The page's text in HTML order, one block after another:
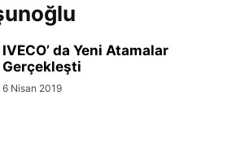
IVECO’ da Yeni Atamalar
Gerçekleşti
6 Nisan 2019